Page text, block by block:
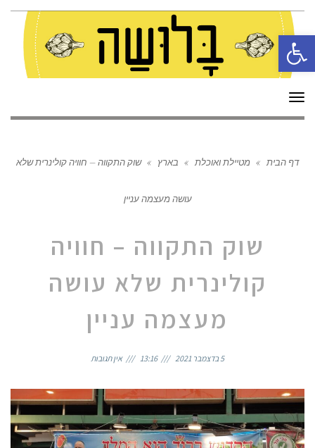
פתח סרגל נגישות
תפריט
דף הבית » מטיילת ואוכלת » בארץ » שוק התקווה – חוויה קולינרית שלא
עושה מעצמה עניין
שוק התקווה – חוויה
קולינרית שלא עושה
מעצמה עניין
5 בדצמבר 2021 13:16 אין תגובות